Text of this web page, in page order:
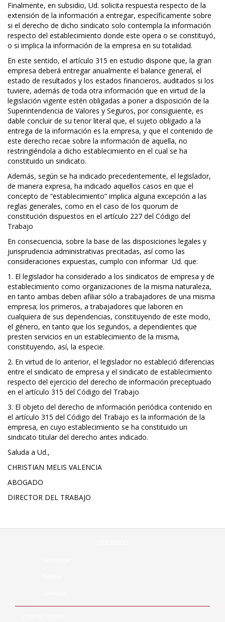
Finalmente, en subsidio, Ud. solicita respuesta respecto de la
extensión de la información a entregar, específicamente sobre
si el derecho de dicho sindicato solo contempla la información
respecto del establecimiento donde este opera o se constituyó,
o si implica la información de la empresa en su totalidad.
En este sentido, el artículo 315 en estudio dispone que, la gran
empresa deberá entregar anualmente el balance general, el
estado de resultados y los estados financieros, auditados si los
tuviere, además de toda otra información que en virtud de la
legislación vigente estén obligadas a poner a disposición de la
Superintendencia de Valores y Seguros, por consiguiente, es
dable concluir de su tenor literal que, el sujeto obligado a la
entrega de la información es la empresa, y que el contenido de
este derecho recae sobre la información de aquella, no
restringiéndola a dicho establecimiento en el cual se ha
constituido un sindicato.
Además, según se ha indicado precedentemente, el legislador,
de manera expresa, ha indicado aquellos casos en que el
concepto de “establecimiento” implica alguna excepción a las
reglas generales, como en el caso de los quorum de
constitución dispuestos en el artículo 227 del Código del
Trabajo
En consecuencia, sobre la base de las disposiciones legales y
jurisprudencia administrativas precitadas, así como las
consideraciones expuestas, cumplo con informar Ud. que:
1. El legislador ha considerado a los sindicatos de empresa y de
establecimiento como organizaciones de la misma naturaleza,
en tanto ambas deben afiliar sólo a trabajadores de una misma
empresa; los primeros, a trabajadores que laboren en
cualquiera de sus dependencias, constituyendo de este modo,
el género, en tanto que los segundos, a dependientes que
presten servicios en un establecimiento de la misma,
constituyendo, así, la especie.
2. En virtud de lo anterior, el legislador no estableció diferencias
entre el sindicato de empresa y el sindicato de establecimiento
respecto del ejercicio del derecho de información preceptuado
en el artículo 315 del Código del Trabajo
3. El objeto del derecho de información periódica contenido en
el artículo 315 del Código del Trabajo es la información de la
empresa, en cuyo establecimiento se ha constituido un
sindicato titular del derecho antes indicado.
Saluda a Ud.,
CHRISTIAN MELIS VALENCIA
ABOGADO
DIRECTOR DEL TRABAJO